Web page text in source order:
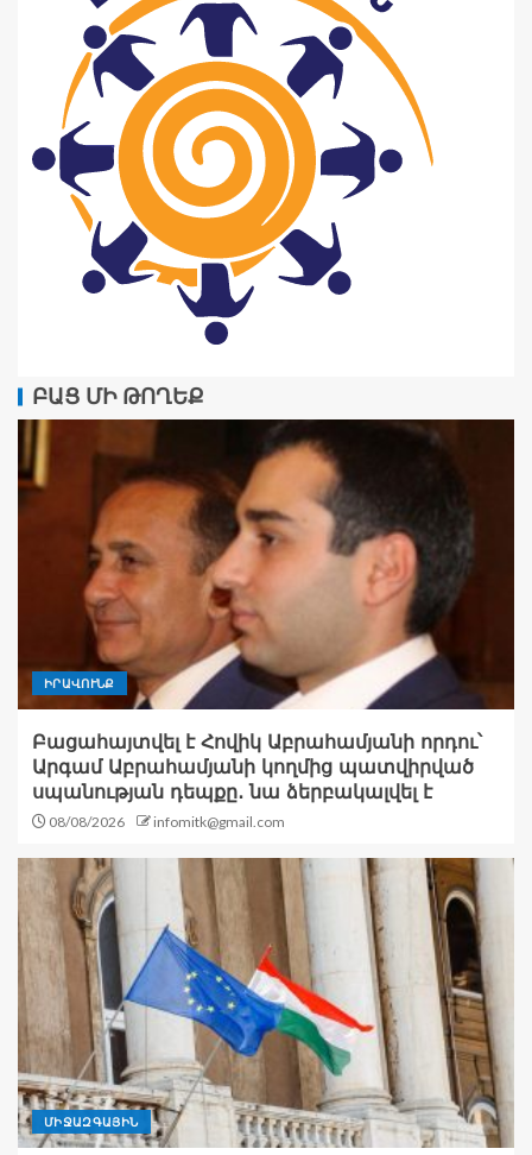
ԲԱՑ ՄԻ ԹՈՂԵՔ
ԻՐԱՎՈՒՆՔ
Բացահայտվել է Հովիկ Աբրահամյանի որդու՝
Արգամ Աբրահամյանի կողմից պատվիրված
սպանության դեպքը․ նա ձերբակալվել է
08/08/2026 infomitk@gmail.com
ՄԻՋԱԶԳԱՅԻՆ